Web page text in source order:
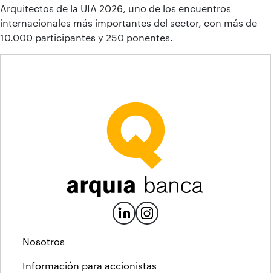
Arquitectos de la UIA 2026, uno de los encuentros
internacionales más importantes del sector, con más de
10.000 participantes y 250 ponentes.
Nosotros
Información para accionistas